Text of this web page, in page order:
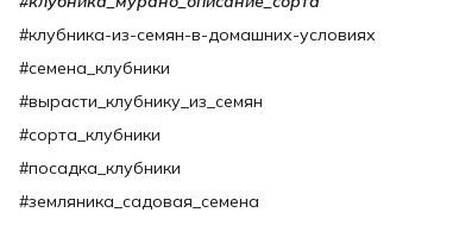
#клубника-из-семян-в-домашних-условиях
#семена_клубники
#вырасти_клубнику_из_семян
#сорта_клубники
#посадка_клубники
#земляника_садовая_семена